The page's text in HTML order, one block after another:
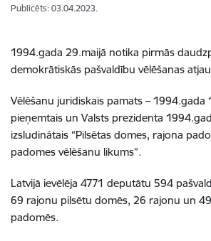
Publicēts: 03.04.2023.
1994.gada 29.maijā notika pirmās
demokrātiskās pašvaldību vēlēšanas
Vēlēšanu juridiskais pamats – 1994.gada
pieņemtais un Valsts prezidenta
izsludinātais “Pilsētas domes, rajona
padomes vēlēšanu likums”.
Latvijā ievēlēja 4771 deputātu 594
69 rajonu pilsētu domēs, 26 rajonu un
padomēs.